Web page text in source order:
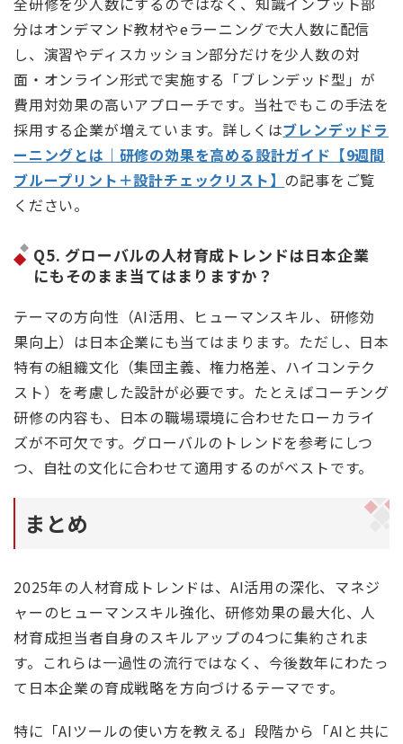
分はオンデマンド教材やeラーニングで大人数に配信
し、演習やディスカッション部分だけを少人数の対
面・オンライン形式で実施する「ブレンデッド型」が
費用対効果の高いアプローチです。当社でもこの手法を
採用する企業が増えています。詳しくはブレンデッドラ
ーニングとは｜研修の効果を高める設計ガイド【9週間
ブループリント＋設計チェックリスト】 の記事をご覧
ください。
Q5. グローバルの人材育成トレンドは日本企業
にもそのまま当てはまりますか？
テーマの方向性（AI活用、ヒューマンスキル、研修効
果向上）は日本企業にも当てはまります。ただし、日本
特有の組織文化（集団主義、権力格差、ハイコンテク
スト）を考慮した設計が必要です。たとえばコーチング
研修の内容も、日本の職場環境に合わせたローカライ
ズが不可欠です。グローバルのトレンドを参考にしつ
つ、自社の文化に合わせて適用するのがベストです。
まとめ
2025年の人材育成トレンドは、AI活用の深化、マネジ
ャーのヒューマンスキル強化、研修効果の最大化、人
材育成担当者自身のスキルアップの4つに集約されま
す。これらは一過性の流行ではなく、今後数年にわたっ
て日本企業の育成戦略を方向づけるテーマです。
特に「AIツールの使い方を教える」段階から「AIと共に